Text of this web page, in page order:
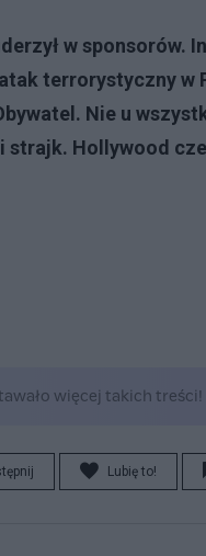
w sponsorów.
terrorystyczny w
Nie u
Hollywood
Lubię to!